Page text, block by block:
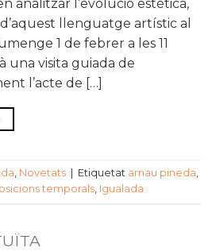
analitzar l’evolució estètica,
llenguatge artístic al
1 de febrer a les 11
una visita guiada de
l’acte de […]
, Novetats Etiquetat arnau pineda,
temporals, Igualada